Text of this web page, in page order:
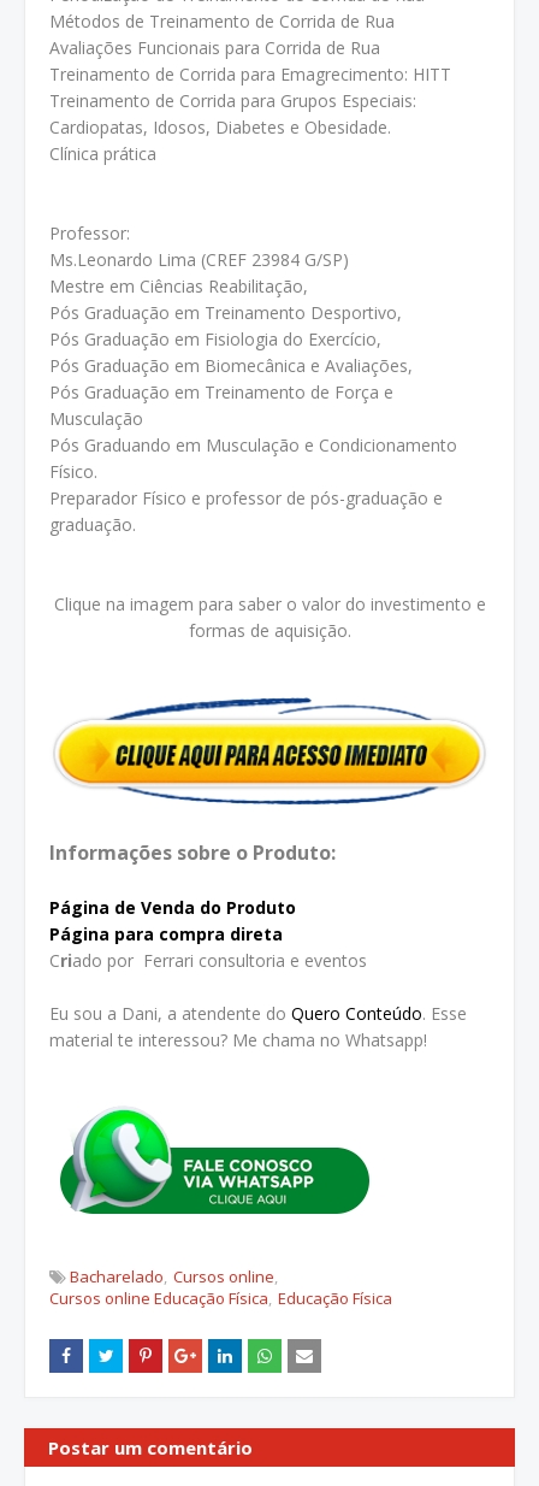
Métodos de Treinamento de Corrida de Rua
Avaliações Funcionais para Corrida de Rua
Treinamento de Corrida para Emagrecimento: HITT
Treinamento de Corrida para Grupos Especiais:
Cardiopatas, Idosos, Diabetes e Obesidade.
Clínica prática
Professor:
Ms.Leonardo Lima (CREF 23984 G/SP)
Mestre em Ciências Reabilitação,
Pós Graduação em Treinamento Desportivo,
Pós Graduação em Fisiologia do Exercício,
Pós Graduação em Biomecânica e Avaliações,
Pós Graduação em Treinamento de Força e
Musculação
Pós Graduando em Musculação e Condicionamento
Físico.
Preparador Físico e professor de pós-graduação e
graduação.
Clique na imagem para saber o valor do investimento e
formas de aquisição.
Informações sobre o Produto:
Página de Venda do Produto
Página para compra direta
Criado por Ferrari consultoria e eventos
Eu sou a Dani, a atendente do Quero Conteúdo. Esse
material te interessou? Me chama no Whatsapp!
Bacharelado Cursos online
Cursos online Educação Física Educação Física
Postar um comentário